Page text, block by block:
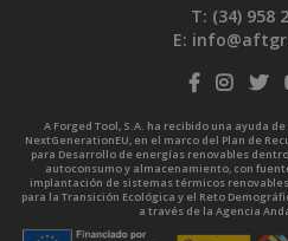
T: (34) 958
E:
A Forged Tool, S.A. ha recibido una ayuda
NextGenerationEU, en el marco del Plan de
para Desarrollo de energías renovables
autoconsumo y almacenamiento, con
implantación de sistemas térmicos
para la Transición Ecológica y el Reto
a través de la Agencia